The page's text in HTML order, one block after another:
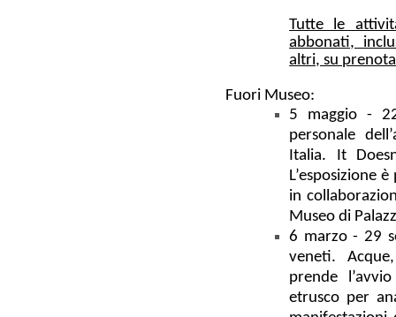
Tutte le
abbonati,
altri, su
Fuori Museo:
5 maggio-
personale
Italia.
It
L’esposizione
in
Museo di
6 marzo - 29
veneti.
prende
etrusco per